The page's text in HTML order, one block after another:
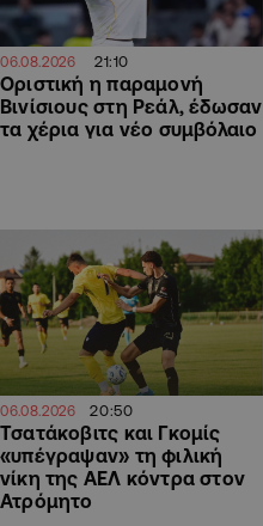
06.08.2026 21:10
Οριστική η παραμονή
Βινίσιους στη Ρεάλ, έδωσαν
τα χέρια για νέο συμβόλαιο
06.08.2026 20:50
Τσατάκοβιτς και Γκομίς
«υπέγραψαν» τη φιλική
νίκη της ΑΕΛ κόντρα στον
Ατρόμητο